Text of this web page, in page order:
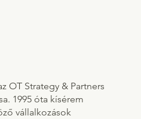
OT Strategy & Partners
1995 óta kísérem
vállalkozások